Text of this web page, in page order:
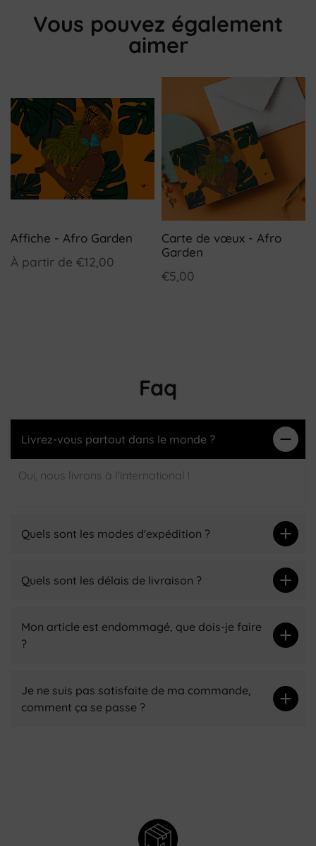
Vous pouvez également
aimer
Affiche - Afro Garden
À partir de €12,00
Carte de vœux - Afro
Garden
€5,00
Faq
Livrez-vous partout dans le monde ?
Oui, nous livrons à l'international !
Quels sont les modes d'expédition ?
Quels sont les délais de livraison ?
Mon article est endommagé, que dois-je faire
?
Je ne suis pas satisfaite de ma commande,
comment ça se passe ?